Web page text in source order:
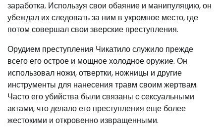
заработка. Используя свои обаяние и манипуляцию, он
убеждал их следовать за ним в укромное место, где
потом совершал свои зверские преступления.
Орудием преступления Чикатило служило прежде
всего его острое и мощное холодное оружие. Он
использовал ножи, отвертки, ножницы и другие
инструменты для нанесения травм своим жертвам.
Часто его убийства были связаны с сексуальными
актами, что делало его преступления еще более
жестокими и откровенно извращенными.